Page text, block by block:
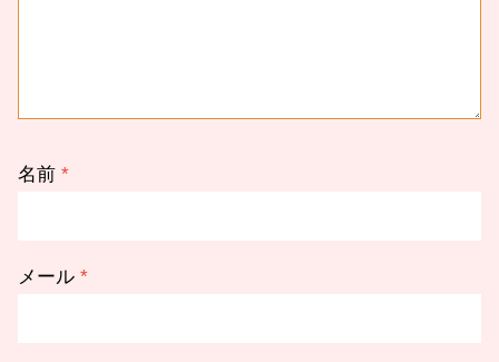
名前 *
メール *